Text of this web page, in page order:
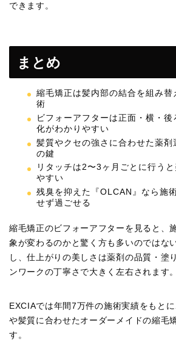
できます。
まとめ
縮毛矯正は髪内部の結合を組み替
術
ビフォーアフターは正面・横・
化がわかりやすい
髪質やクセの強さに合わせた薬剤
の鍵
リタッチは2〜3ヶ月ごとに行う
やすい
残臭を抑えた『OLCAN』なら施
せず過ごせる
縮毛矯正のビフォーアフターを見ると、
象が変わるのかと驚く方も多いのではな
し、仕上がりの美しさは薬剤の品質・塗
ンワークの丁寧さで大きく左右されます。
EXCIAでは年間7万件の施術実績をもと
や髪質に合わせたオーダーメイドの縮毛
す。